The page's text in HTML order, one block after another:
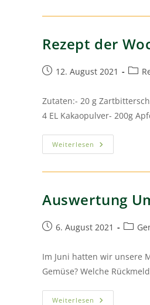
Rezept der
12. August 2021
Zutaten:- 20 g
4 EL Kakaopulver- 200g
Weiterlesen
Auswertung
6. August 2021
Im Juni hatten wir unsere
Gemüse? Welche
Weiterlesen